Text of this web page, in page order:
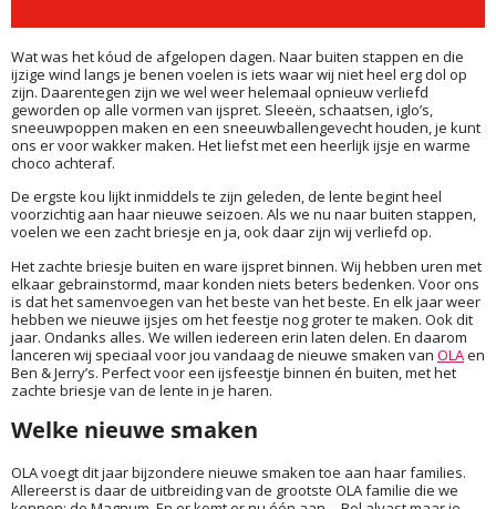
Wat was het kóud de afgelopen dagen. Naar buiten stappen en die
ijzige wind langs je benen voelen is iets waar wij niet heel erg dol op
zijn. Daarentegen zijn we wel weer helemaal opnieuw verliefd
geworden op alle vormen van ijspret. Sleeën, schaatsen, iglo’s,
sneeuwpoppen maken en een sneeuwballengevecht houden, je kunt
ons er voor wakker maken. Het liefst met een heerlijk ijsje en warme
choco achteraf.
De ergste kou lijkt inmiddels te zijn geleden, de lente begint heel
voorzichtig aan haar nieuwe seizoen. Als we nu naar buiten stappen,
voelen we een zacht briesje en ja, ook daar zijn wij verliefd op.
Het zachte briesje buiten en ware ijspret binnen. Wij hebben uren met
elkaar gebrainstormd, maar konden niets beters bedenken. Voor ons
is dat het samenvoegen van het beste van het beste. En elk jaar weer
hebben we nieuwe ijsjes om het feestje nog groter te maken. Ook dit
jaar. Ondanks alles. We willen iedereen erin laten delen. En daarom
lanceren wij speciaal voor jou vandaag de nieuwe smaken van OLAen
Ben & Jerry’s. Perfect voor een ijsfeestje binnen én buiten, met het
zachte briesje van de lente in je haren.
Welke nieuwe smaken
OLA voegt dit jaar bijzondere nieuwe smaken toe aan haar families.
Allereerst is daar de uitbreiding van de grootste OLA familie die we